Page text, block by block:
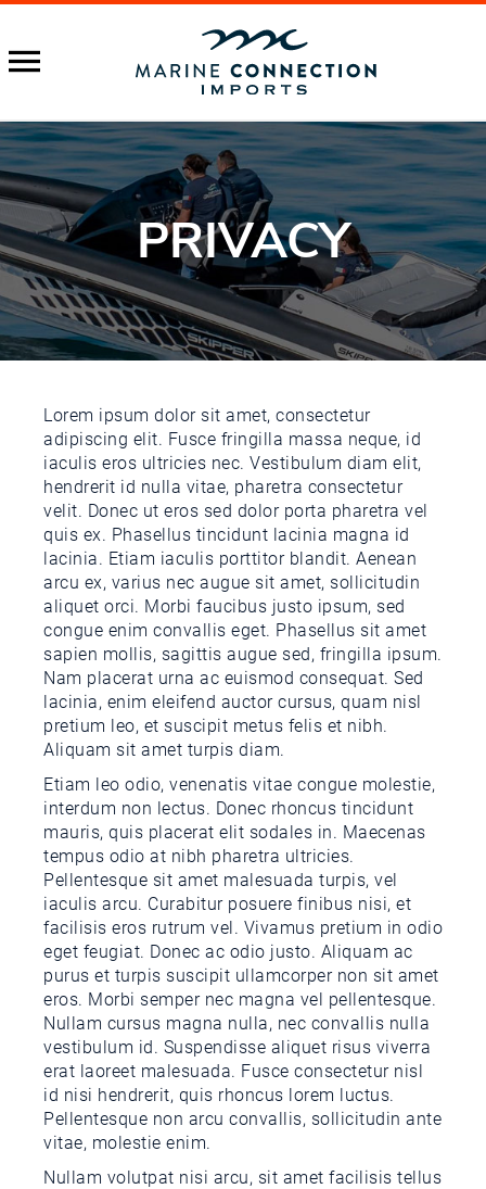
PRIVACY
Lorem ipsum dolor sit amet, consectetur
adipiscing elit. Fusce fringilla massa neque, id
iaculis eros ultricies nec. Vestibulum diam elit,
hendrerit id nulla vitae, pharetra consectetur
velit. Donec ut eros sed dolor porta pharetra vel
quis ex. Phasellus tincidunt lacinia magna id
lacinia. Etiam iaculis porttitor blandit. Aenean
arcu ex, varius nec augue sit amet, sollicitudin
aliquet orci. Morbi faucibus justo ipsum, sed
congue enim convallis eget. Phasellus sit amet
sapien mollis, sagittis augue sed, fringilla ipsum.
Nam placerat urna ac euismod consequat. Sed
lacinia, enim eleifend auctor cursus, quam nisl
pretium leo, et suscipit metus felis et nibh.
Aliquam sit amet turpis diam.
Etiam leo odio, venenatis vitae congue molestie,
interdum non lectus. Donec rhoncus tincidunt
mauris, quis placerat elit sodales in. Maecenas
tempus odio at nibh pharetra ultricies.
Pellentesque sit amet malesuada turpis, vel
iaculis arcu. Curabitur posuere finibus nisi, et
facilisis eros rutrum vel. Vivamus pretium in odio
eget feugiat. Donec ac odio justo. Aliquam ac
purus et turpis suscipit ullamcorper non sit amet
eros. Morbi semper nec magna vel pellentesque.
Nullam cursus magna nulla, nec convallis nulla
vestibulum id. Suspendisse aliquet risus viverra
erat laoreet malesuada. Fusce consectetur nisl
id nisi hendrerit, quis rhoncus lorem luctus.
Pellentesque non arcu convallis, sollicitudin ante
vitae, molestie enim.
Nullam volutpat nisi arcu, sit amet facilisis tellus